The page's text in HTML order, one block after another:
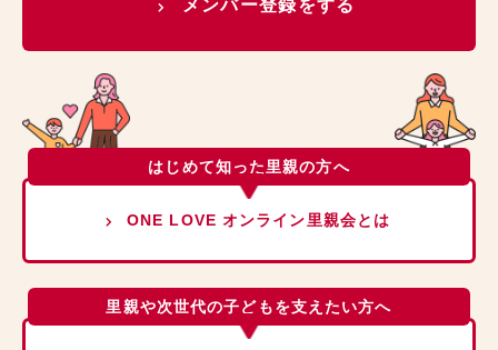
メンバー登録をする
はじめて知った里親の方へ
ONE LOVE オンライン里親会とは
里親や次世代の子どもを支えたい方へ